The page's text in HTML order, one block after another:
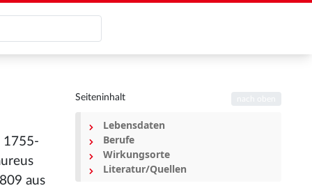
1755-
aus
Seiteninhalt
Lebensdaten
Berufe
Wirkungsorte
Literatur/Quellen